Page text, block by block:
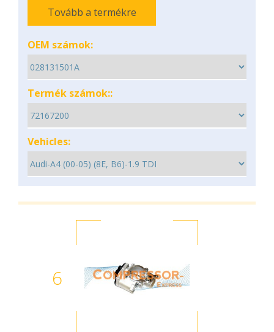
Tovább a termékre
OEM számok:
Termék számok::
Vehicles:
6